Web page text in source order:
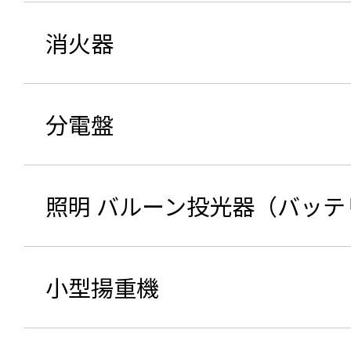
消火器
分電盤
照明 バルーン投光器（バッ
小型揚重機